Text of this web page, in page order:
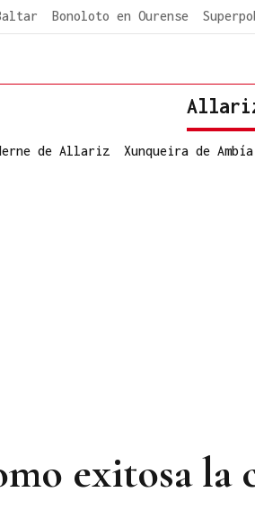
Bonoloto en Ourense
de Allariz Xunqueira de Ambía
exitosa la